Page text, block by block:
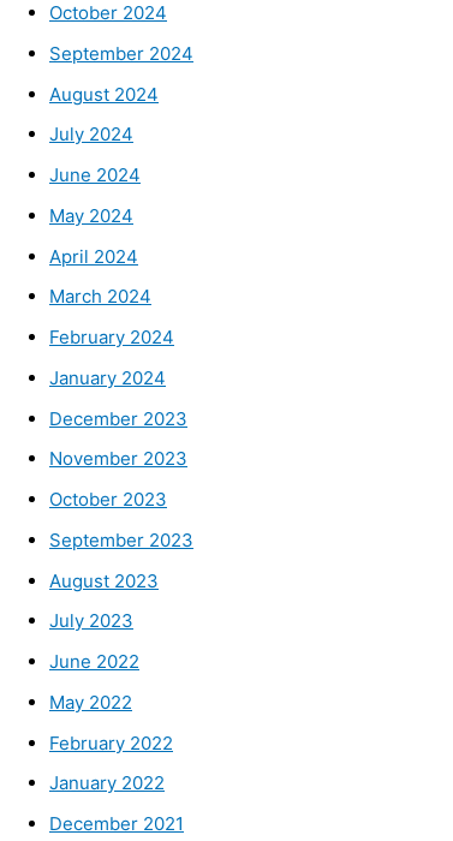
October 2024
September 2024
August 2024
July 2024
June 2024
May 2024
April 2024
March 2024
February 2024
January 2024
December 2023
November 2023
October 2023
September 2023
August 2023
July 2023
June 2022
May 2022
February 2022
January 2022
December 2021